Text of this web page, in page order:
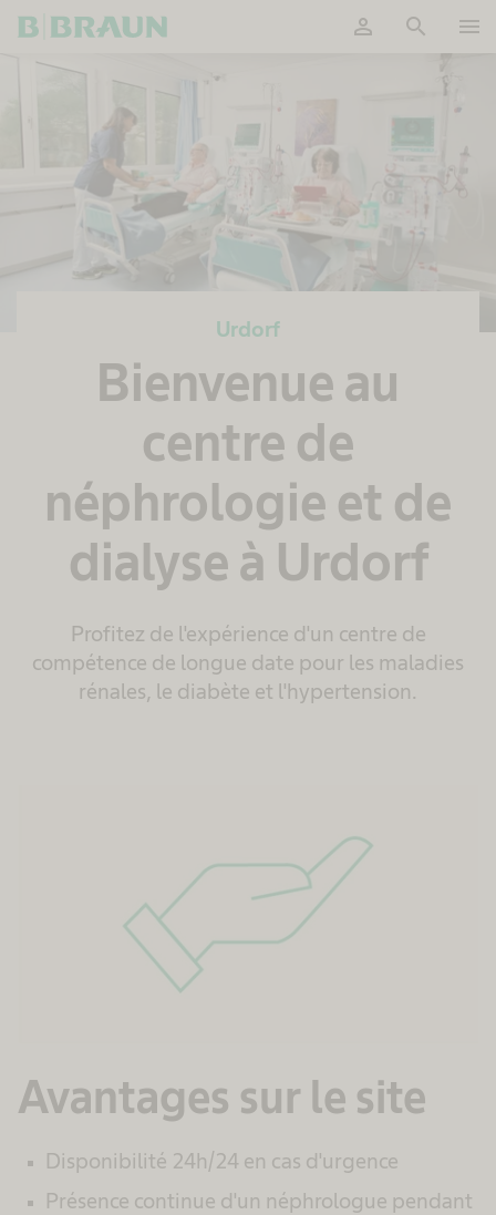
person search menu
Urdorf
Bienvenue au
centre de
néphrologie et de
dialyse à Urdorf
Profitez de l'expérience d'un centre de
compétence de longue date pour les maladies
rénales, le diabète et l'hypertension.
Avantages sur le site
Disponibilité 24h/24 en cas d'urgence
Présence continue d'un néphrologue pendant